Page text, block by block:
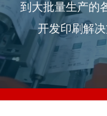
到大批量生产的
开发印刷解